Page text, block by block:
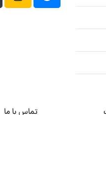
تماس با ما